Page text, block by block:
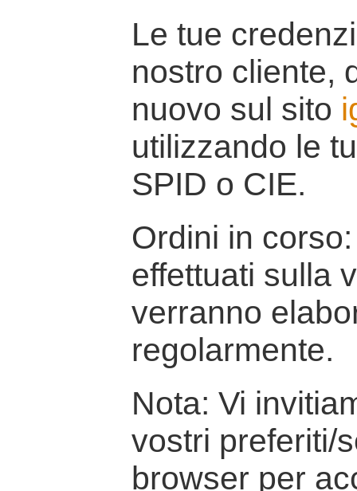
Le tue
nostro cliente,
nuovo sul sito
utilizzando le
SPID o CIE.
Ordini in
effettuati sulla
verranno
regolarmente.
Nota: Vi
vostri preferiti/
browser per